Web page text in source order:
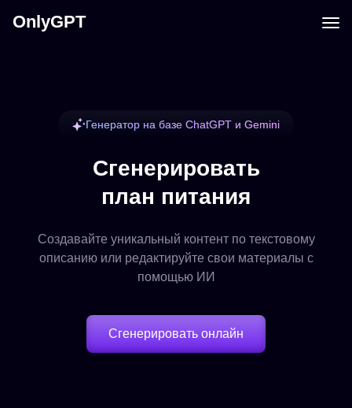
OnlyGPT
Генератор на базе ChatGPT и Gemini
Сгенерировать
план питания
Создавайте уникальный контент по текстовому
описанию или редактируйте свои материалы с
помощью ИИ
Сгенерировать онлайн